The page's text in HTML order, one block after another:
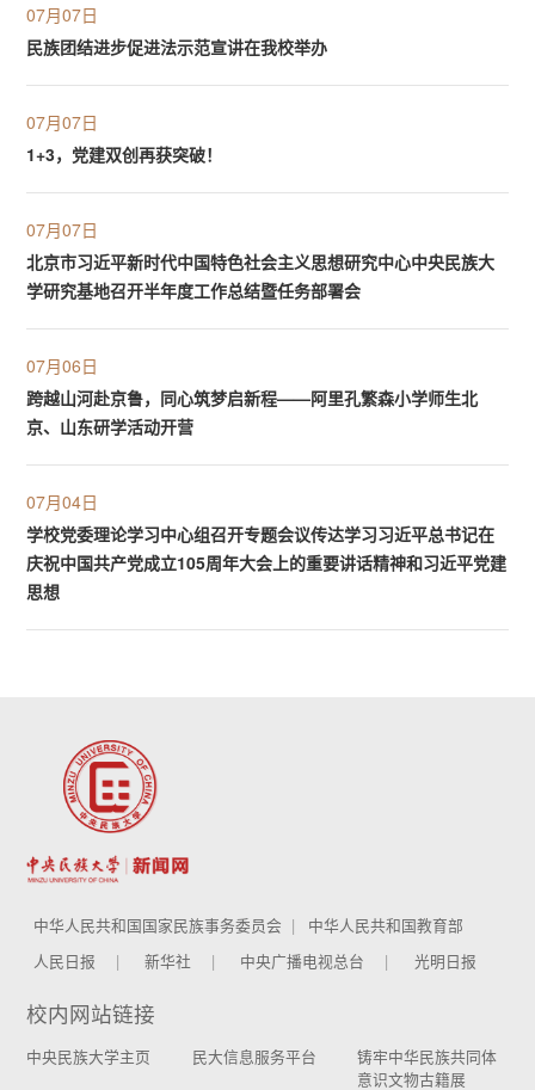
07月07日
民族团结进步促进法示范宣讲在我校举办
07月07日
1+3，党建双创再获突破！
07月07日
北京市习近平新时代中国特色社会主义思想研究中心中央民族大
学研究基地召开半年度工作总结暨任务部署会
07月06日
跨越山河赴京鲁，同心筑梦启新程——阿里孔繁森小学师生北
京、山东研学活动开营
07月04日
学校党委理论学习中心组召开专题会议传达学习习近平总书记在
庆祝中国共产党成立105周年大会上的重要讲话精神和习近平党建
思想
中华人民共和国国家民族事务委员会
中华人民共和国教育部
人民日报
新华社 中央广播电视总台 光明日报
校内网站链接
中央民族大学主页 民大信息服务平台
铸牢中华民族共同体
意识文物古籍展